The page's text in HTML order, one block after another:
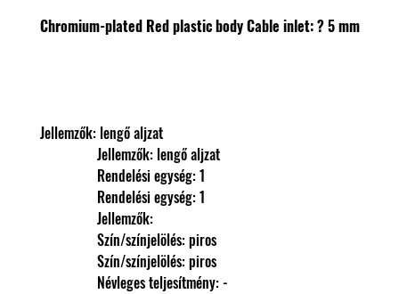
Chromium-plated Red plastic bodyCable inlet: ? 5 mm
Jellemzők: lengő aljzat
                Jellemzők: lengő aljzat
                Rendelési egység: 1
                Rendelési egység: 1
                Jellemzők:
                Szín/színjelölés: piros
                Szín/színjelölés: piros
                Névleges teljesítmény: -